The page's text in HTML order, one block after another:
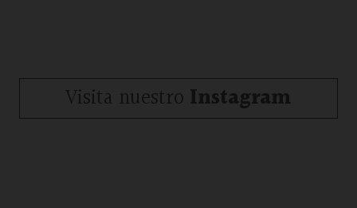
Visita nuestro Instagram